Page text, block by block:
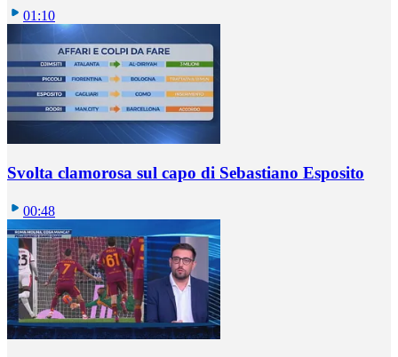
01:10
Svolta clamorosa sul capo di Sebastiano Esposito
00:48